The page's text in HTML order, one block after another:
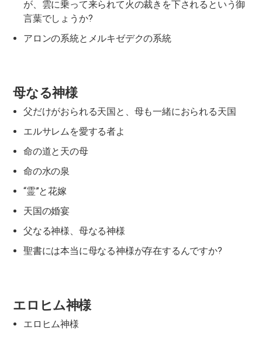
が、雲に乗って来られて火の裁きを下されるという御
言葉でしょうか?
アロンの系統とメルキゼデクの系統
母なる神様
父だけがおられる天国と、母も一緒におられる天国
エルサレムを愛する者よ
命の道と天の母
命の水の泉
“霊”と花嫁
天国の婚宴
父なる神様、母なる神様
聖書には本当に母なる神様が存在するんですか?
エロヒム神様
エロヒム神様